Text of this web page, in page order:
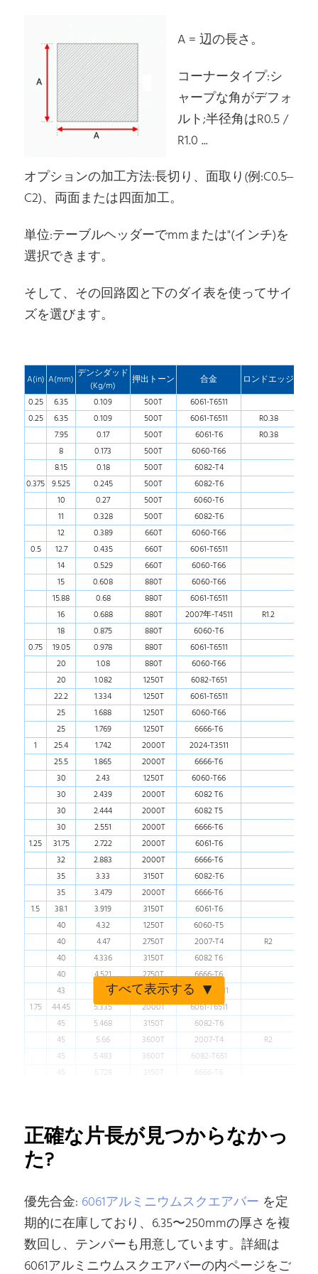
A = 辺の長さ。
コーナータイプ:シ
ャープな角がデフォ
ルト;半径角はR0.5 /
R1.0 ...
オプションの加工方法:長切り、面取り(例:C0.5–
C2)、両面または四面加工。
単位:テーブルヘッダーでmmまたは"(インチ)を
選択できます。
そして、その回路図と下のダイ表を使ってサイ
ズを選びます。
A(in) A(mm) デンシダッド
(Kg/m)
押出トーン 合金
ロンドエッジ
0.25
6.35 0.109 500T
6061-T6511
0.25
6.35 0.109 500T 6061-T6511
R0.38
7.95
0.17 500T 6061-T6
R0.38
8
0.173 500T
6060-T66
8.15
0.18 500T
6082-T4
0.375 9.525 0.245 500T
6082-T6
10
0.27 500T
6060-T6
11
0.328 500T
6082-T6
12
0.389 660T
6060-T66
0.5
12.7 0.435 660T
6061-T6511
14
0.529 660T
6060-T66
15
0.608 880T
6060-T66
15.88
0.68 880T
6061-T6511
16
0.688 880T 2007年-T4511
R1.2
18
0.875 880T
6060-T6
0.75
19.05 0.978 880T
6061-T6511
20
1.08 880T
6060-T66
20
1.082 1250T
6082-T651
22.2
1.334 1250T
6061-T6511
25
1.688 1250T
6060-T66
25
1.769 1250T
6666-T6
1
25.4 1.742 2000T
2024-T3511
25.5
1.865 2000T
6666-T6
30
2.43 1250T
6060-T66
30
2.439 2000T
6082 T6
30
2.444 2000T
6082 T5
30
2.551 2000T
6666-T6
1.25
31.75 2.722 2000T
6061-T6
32
2.883 2000T
6666-T6
35
3.33 3150T
6082-T6
35
3.479 2000T
6666-T6
1.5
38.1 3.919 3150T
6061-T6
40
4.32 1250T
6060-T5
40
4.47 2750T 2007-T4
R2
40
4.336 3150T
6082 T6
40
4.521 2750T
6666-T6
43
4.992 2750T
6082-T6511
1.75
44.45 5.335 2000T
6061-T6511
45
5.468 3150T
6082-T6
45
5.66 3600T 2007-T4
R2
45
5.483 3600T
6082-T651
45
5.728 3150T
6666-T6
6.99
50
6.775 3600T
6082-T6
2
2
50.8 6.994 3600T
6061-T6511
55
8.168 3600T
6082-T6
3600T 2007-T4
R2
55
8.194 3600T
6082-T6
55
8.56 3600T 6666-T6
すべて表示する
正確な片長が見つからなかっ
た?
優先合金: 6061アルミニウムスクエアバー を定
期的に在庫しており、6.35〜250mmの厚さを複
数回し、テンパーも用意しています。詳細は
6061アルミニウムスクエアバーの内ページをご